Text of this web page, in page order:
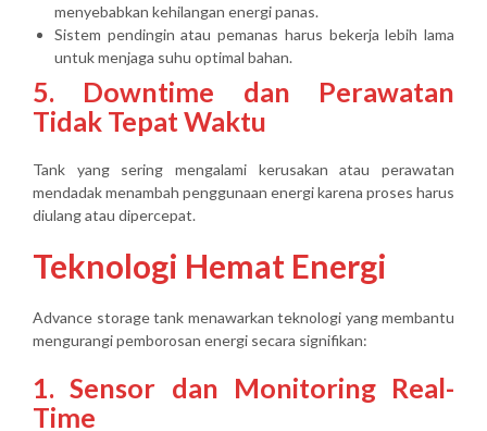
menyebabkan kehilangan energi panas.
Sistem pendingin atau pemanas harus bekerja lebih lama
untuk menjaga suhu optimal bahan.
5. Downtime dan Perawatan
Tidak Tepat Waktu
Tank yang sering mengalami kerusakan atau perawatan
mendadak menambah penggunaan energi karena proses harus
diulang atau dipercepat.
Teknologi Hemat Energi
Advance storage tank menawarkan teknologi yang membantu
mengurangi pemborosan energi secara signifikan:
1. Sensor dan Monitoring Real-
Time